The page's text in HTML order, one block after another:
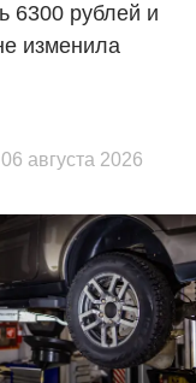
6300 рублей и
изменила
августа 2026